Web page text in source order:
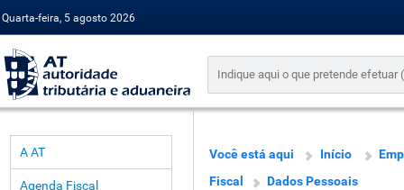
Quarta-feira, 5 agosto 2026
A AT
Agenda Fiscal
Você está aqui Início
Fiscal
Dados Pessoais